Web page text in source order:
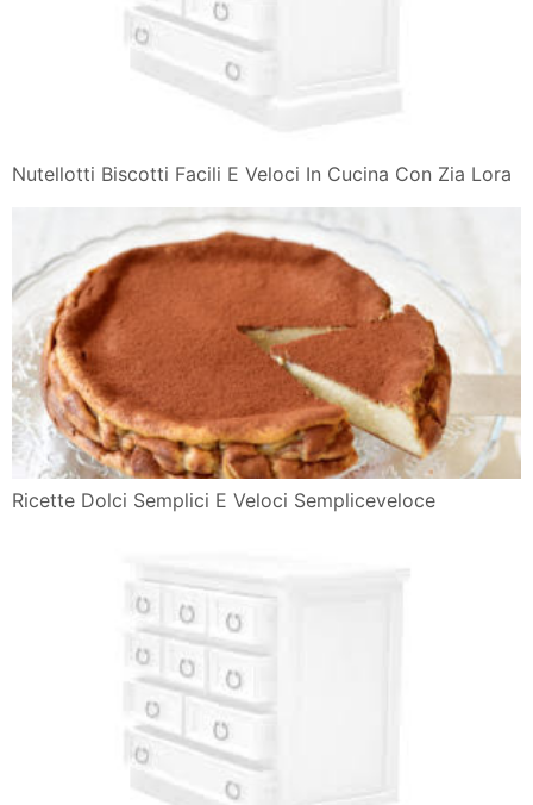
Nutellotti Biscotti Facili E Veloci In Cucina Con Zia Lora
Ricette Dolci Semplici E Veloci Sempliceveloce